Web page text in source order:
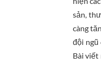
sản,
càng
đội ngũ
Bài viết